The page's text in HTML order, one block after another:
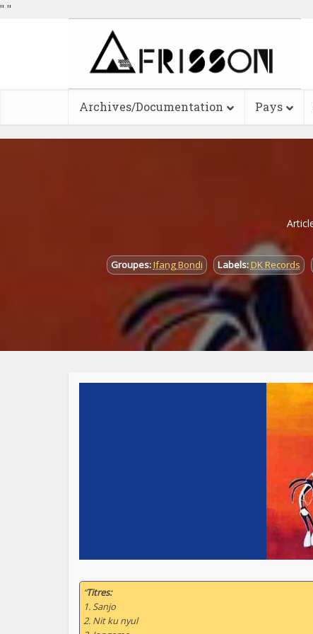
" "
Archives/Documentation Pays
Groupes:Ifang Bondi Labels: DK Records
“Titres:
1. Sanjo
2. Nit ku nyul